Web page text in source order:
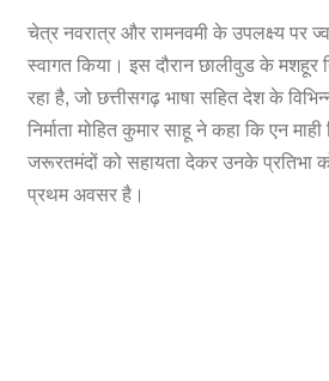
चेत्र नवरात्र और रामनवमी के उपलक्ष्य पर
स्वागत किया। इस दौरान छालीवुड के मशहूर
रहा है, जो छत्तीसगढ़ भाषा सहित देश के
निर्माता मोहित कुमार साहू ने कहा कि एन
जरूरतमंदों को सहायता देकर उनके प्रतिभा
प्रथम अवसर है।